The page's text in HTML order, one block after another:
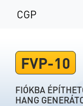
CGP
FVP-10
FIÓKBA
HANG